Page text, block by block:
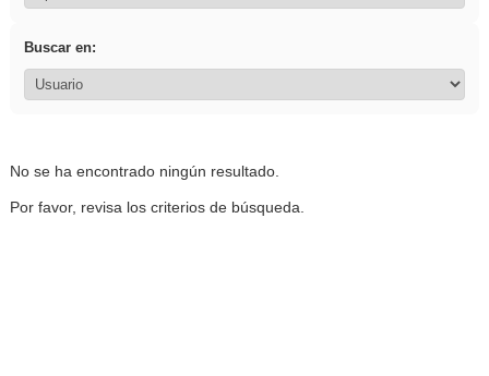
Buscar en:
No se ha encontrado ningún resultado.
Por favor, revisa los criterios de búsqueda.